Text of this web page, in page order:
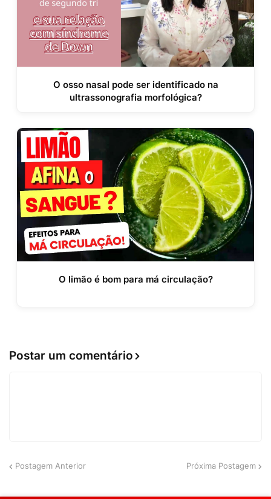
O osso nasal pode ser identificado na
ultrassonografia morfológica?
O limão é bom para má circulação?
Postar um comentário
Postagem Anterior Próxima Postagem